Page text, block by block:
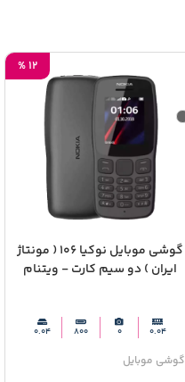
گوشی موبایل نوکیا 106 ( مونتاژ
ایران ) دو سیم‌ کارت - ویتنام
0.04
0
800
0.04
گوشی موبایل
12
%